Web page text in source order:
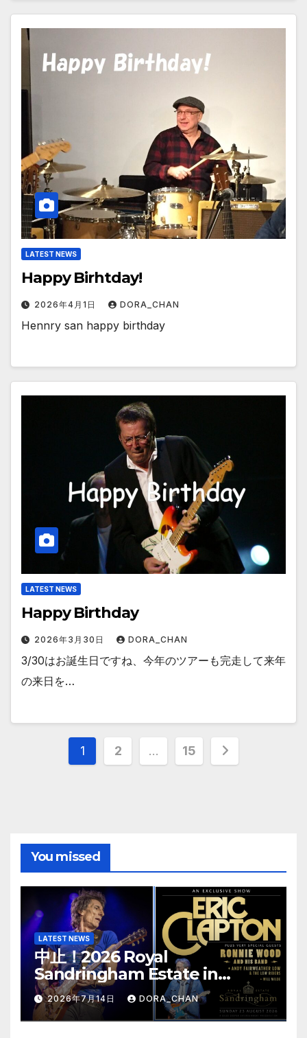
LATEST NEWS
Happy Birhtday!
2026年4月1日 DORA_CHAN
Hennry san happy birthday
LATEST NEWS
Happy Birthday
2026年3月30日 DORA_CHAN
3/30はお誕生日ですね、今年のツアーも完走して来年
の来日を…
投
ー
ジ
送
り
1 2 … 15
You missed
LATEST NEWS
中止！2026 Royal
Sandringham Estate in
Norfolk-Update
2026年7月14日 DORA_CHAN